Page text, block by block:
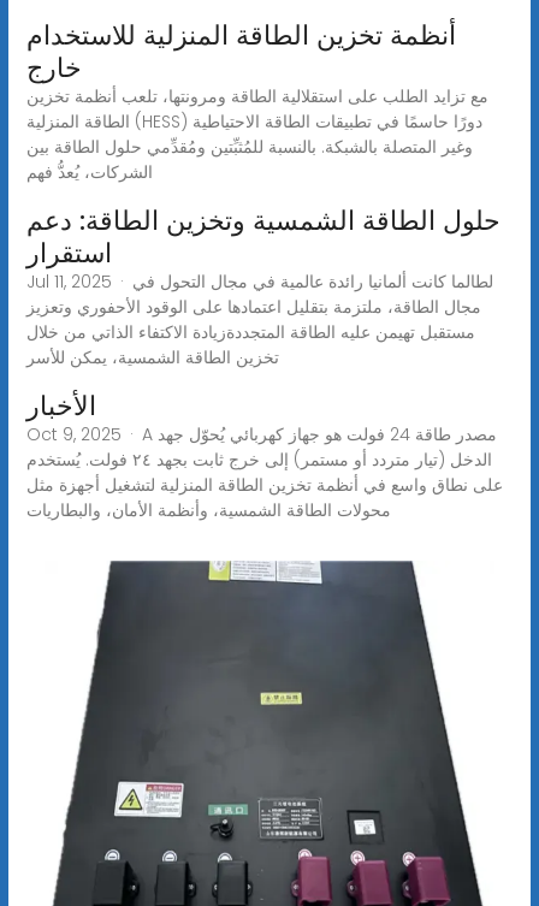
أنظمة تخزين الطاقة المنزلية للاستخدام
خارج
مع تزايد الطلب على استقلالية الطاقة ومرونتها، تلعب أنظمة تخزين
الطاقة المنزلية (HESS) دورًا حاسمًا في تطبيقات الطاقة الاحتياطية
وغير المتصلة بالشبكة. بالنسبة للمُثبِّتين ومُقدِّمي حلول الطاقة بين
الشركات، يُعدُّ فهم
حلول الطاقة الشمسية وتخزين الطاقة: دعم
استقرار
Jul 11, 2025 · لطالما كانت ألمانيا رائدة عالمية في مجال التحول في
مجال الطاقة، ملتزمة بتقليل اعتمادها على الوقود الأحفوري وتعزيز
مستقبل تهيمن عليه الطاقة المتجددةزيادة الاكتفاء الذاتي من خلال
تخزين الطاقة الشمسية، يمكن للأسر
الأخبار
Oct 9, 2025 · A مصدر طاقة 24 فولت هو جهاز كهربائي يُحوّل جهد
الدخل (تيار متردد أو مستمر) إلى خرج ثابت بجهد ٢٤ فولت. يُستخدم
على نطاق واسع في أنظمة تخزين الطاقة المنزلية لتشغيل أجهزة مثل
محولات الطاقة الشمسية، وأنظمة الأمان، والبطاريات